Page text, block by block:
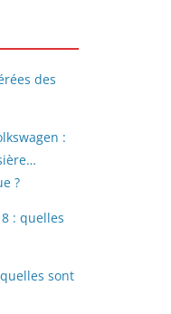
des
:
?
: quelles
sont